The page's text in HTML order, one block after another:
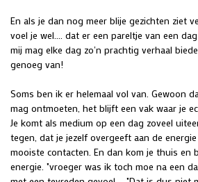
En als je dan nog meer blije gezichten ziet
voel je wel.... dat er een pareltje van een
mij mag elke dag zo'n prachtig verhaal
genoeg van!
Soms ben ik er helemaal vol van. Gewoon
mag ontmoeten, het blijft een vak waar je
Je komt als medium op een dag zoveel
tegen, dat je jezelf overgeeft aan de
mooiste contacten. En dan kom je thuis en
energie. "vroeger was ik toch moe na een